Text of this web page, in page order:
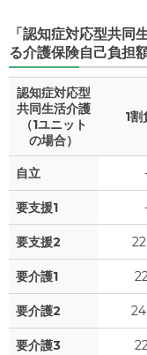
「認知症対応型共同
る介護保険自己負担
認知症対応型
共同生活介護
（1ユニット
の場合）
1割
自立
要支援1
要支援2
要介護1
要介護2
要介護3